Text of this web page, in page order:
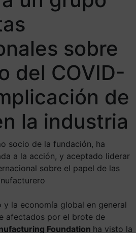
sobre
del COVID-
de
la industria
socio de la fundación, ha
a la acción, y aceptado liderar
sobre el papel de las
la economía global en general
afectados por el brote de
Foundation ha visto la